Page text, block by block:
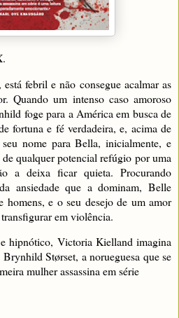
febril e não consegue acalmar as
Quando um intenso caso amoroso
foge para a América em busca de
fortuna e fé verdadeira, e, acima de
nome para Bella, inicialmente, e
qualquer potencial refúgio por uma
a deixa ficar quieta. Procurando
ansiedade que a dominam, Belle
homens, e o seu desejo de um amor
em violência.
hipnótico, Victoria Kielland imagina
Størset, a norueguesa que se
mulher assassina em série